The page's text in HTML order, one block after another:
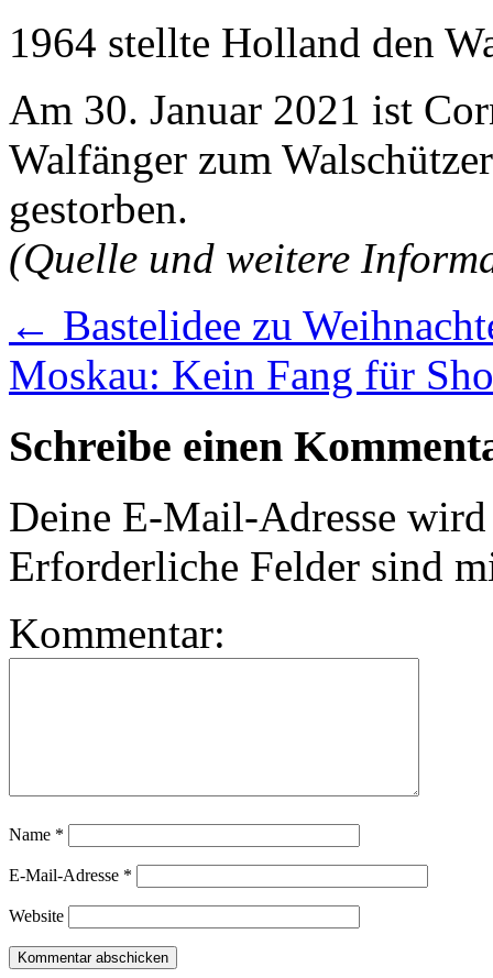
1964 stellte Holland den
Am 30. Januar 2021 ist
Walfänger zum
gestorben.
(Quelle und weitere
← Bastelidee zu
Moskau: Kein Fang für
Schreibe einen
Deine E-Mail-Adresse
Erforderliche Felder sind
Kommentar:
Name *
E-Mail-Adresse *
Website